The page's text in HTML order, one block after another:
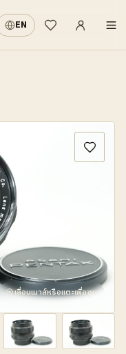
EN รายการที่อยากได้
เข้าสู่ระบบ·
เลื่อนเมาส์หรือแตะเพื่อซูม